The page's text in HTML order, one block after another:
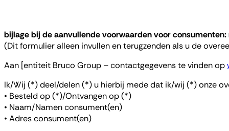
bijlage bij de aanvullende voorwaarden voor
(Dit formulier alleen invullen en terugzenden als u de
Aan [entiteit Bruco Group – contactgegevens te vinden op
Ik/Wij (*) deel/delen (*) u hierbij mede dat ik/wij (*) onze
• Besteld op (*)/Ontvangen op (*)
• Naam/Namen consument(en)
• Adres consument(en)